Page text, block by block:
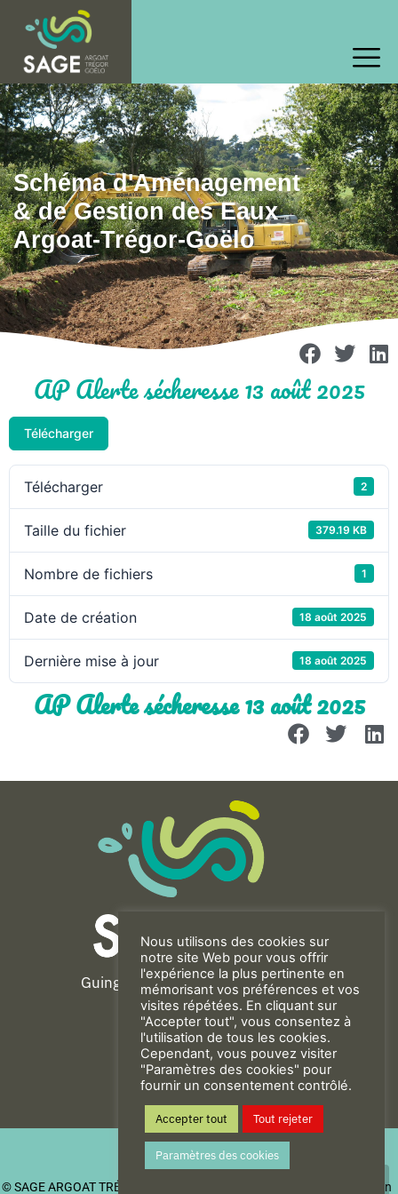
Schéma d'Aménagement
& de Gestion des Eaux
Argoat-Trégor-Goëlo
AP Alerte sécheresse 13 août 2025
Télécharger
Télécharger 2
Taille du fichier 379.19 KB
Nombre de fichiers 1
Date de création 18 août 2025
Dernière mise à jour 18 août 2025
AP Alerte sécheresse 13 août 2025
Mentions Légales
Politique de confidentialité
© SAGE ARGOAT TRÉGOR GOËLO
| Be New - Agence de communication
Guingamp-Paimpol Agglomération
11 rue de la Trinité
22200 GUINGAMP
02 96 40 23 82
CONTACT
Nous utilisons des cookies sur
notre site Web pour vous offrir
l'expérience la plus pertinente en
mémorisant vos préférences et vos
visites répétées. En cliquant sur
"Accepter tout", vous consentez à
l'utilisation de tous les cookies.
Cependant, vous pouvez visiter
"Paramètres des cookies" pour
fournir un consentement contrôlé.
Accepter tout Tout rejeter
Paramètres des cookies